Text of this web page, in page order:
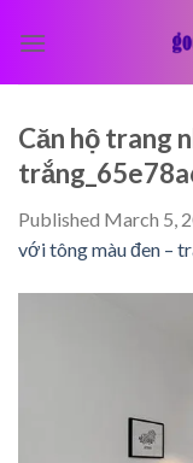
Căn hộ trang
Published March 5,
với tông màu đen –